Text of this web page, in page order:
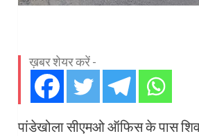
ख़बर शेयर करें -
पांडेखोला सीएमओ ऑफिस के पास